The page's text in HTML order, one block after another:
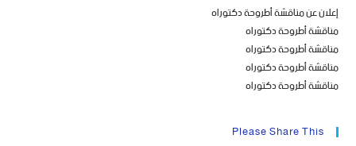
إعلان عن مناقشة أطروحة دكتوراه
مناقشة أطروحة دكتوراه
مناقشة أطروحة دكتوراه
مناقشة أطروحة دكتوراه
مناقشة أطروحة دكتوراه
Please Share This